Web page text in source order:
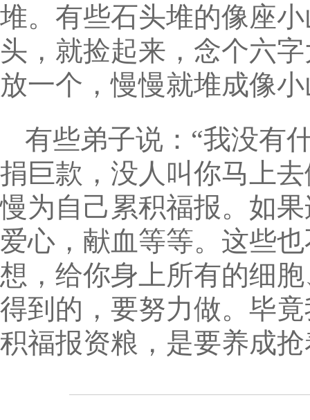
堆。有些石头堆的像座
头，就捡起来，念个六
放一个，慢慢就堆成像
有些弟子说：“我没有
捐巨款，没人叫你马上
慢为自己累积福报。如
爱心，献血等等。这些
想，给你身上所有的细
得到的，要努力做。毕
积福报资粮，是要养成